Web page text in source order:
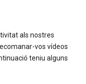
als nostres
vos vídeos
teniu alguns